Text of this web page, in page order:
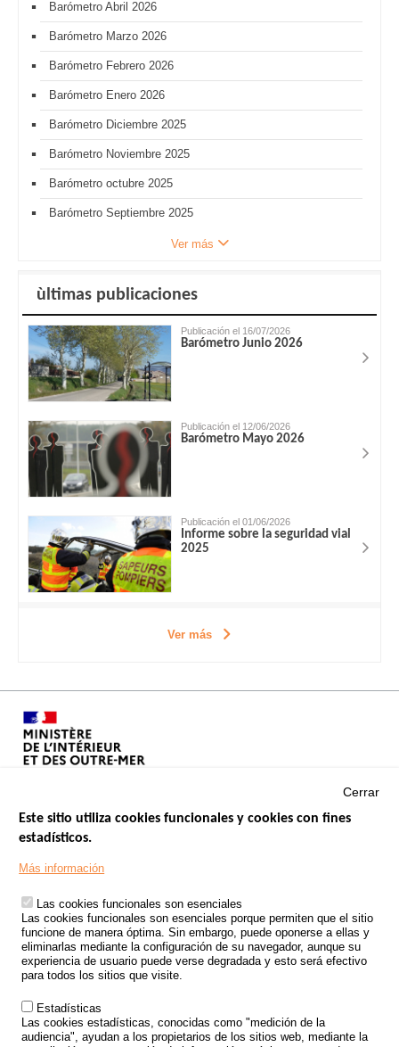
Barómetro Abril 2026
Barómetro Marzo 2026
Barómetro Febrero 2026
Barómetro Enero 2026
Barómetro Diciembre 2025
Barómetro Noviembre 2025
Barómetro octubre 2025
Barómetro Septiembre 2025
Ver más
ùltimas publicaciones
Publicación el 16/07/2026
Barómetro Junio 2026
Publicación el 12/06/2026
Barómetro Mayo 2026
Publicación el 01/06/2026
Informe sobre la seguridad vial
2025
Ver más
Footer
TRATAMIENTO DE DATOS PERSONALES PROCEDENTES DE
ACCIDENTES DE TRÁFICO
ESTUDIOS
CONVOCATORIA DE PROYECTOS DE ESTUDIOS
POLÍTICA DE SEGURIDAD VIAL
Cerrar
Este sitio utiliza cookies funcionales y cookies con fines
estadísticos.
Más información
Las cookies funcionales son esenciales
Las cookies funcionales son esenciales porque permiten que el sitio
funcione de manera óptima. Sin embargo, puede oponerse a ellas y
eliminarlas mediante la configuración de su navegador, aunque su
experiencia de usuario puede verse degradada y esto será efectivo
para todos los sitios que visite.
Estadísticas
Las cookies estadísticas, conocidas como "medición de la
audiencia", ayudan a los propietarios de los sitios web, mediante la